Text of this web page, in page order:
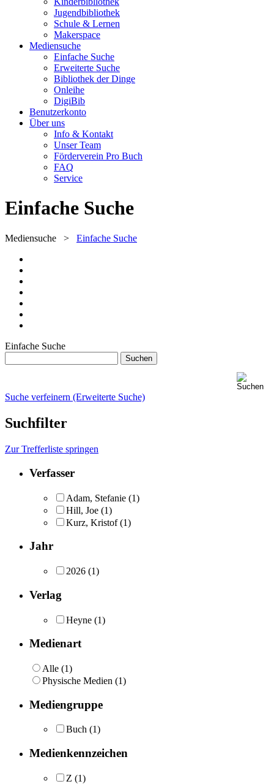
Jugendbibliothek
Schule & Lernen
Makerspace
Mediensuche
Einfache Suche
Erweiterte Suche
Bibliothek der Dinge
Onleihe
DigiBib
Benutzerkonto
Über uns
Info & Kontakt
Unser Team
Förderverein Pro Buch
FAQ
Service
Einfache Suche
Mediensuche > Einfache Suche
Einfache Suche
Suche verfeinern (Erweiterte Suche)
Suchfilter
Zur Trefferliste springen
Verfasser
Adam, Stefanie (1)
Hill, Joe (1)
Kurz, Kristof (1)
Jahr
2026 (1)
Verlag
Heyne (1)
Medienart
Alle (1)
Physische Medien (1)
Mediengruppe
Buch (1)
Medienkennzeichen
Z (1)